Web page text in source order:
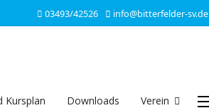
03493/42526 info@bitterfelder-sv.de
Kursplan Downloads Verein